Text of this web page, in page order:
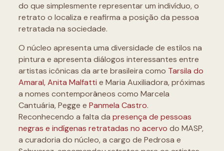
do que simplesmente representar um indivíduo, o
retrato o localiza e reafirma a posição da pessoa
retratada na sociedade.
O núcleo apresenta uma diversidade de estilos na
pintura e apresenta diálogos interessantes entre
artistas icônicas da arte brasileira como Tarsila do
Amaral, Anita Malfatti e Maria Auxiliadora, próximas
a nomes contemporâneos como Marcela
Cantuária, Pegge e Panmela Castro.
Reconhecendo a falta da presença de pessoas
negras e indígenas retratadas no acervo do MASP,
a curadoria do núcleo, a cargo de Pedrosa e